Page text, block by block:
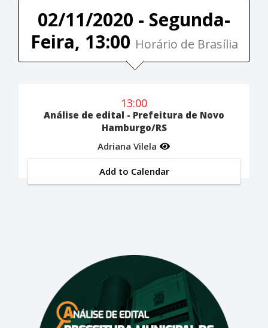
02/11/2020 - Segunda-
Feira, 13:00 Horário de Brasília
13:00
Análise de edital - Prefeitura de Novo
Hamburgo/RS
Adriana Vilela
Add to Calendar